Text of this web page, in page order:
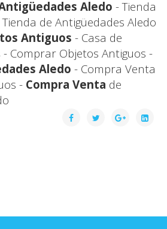
Aledo - Tienda
de Antigüedades Aledo
Antiguos - Casa de
Comprar Objetos Antiguos -
Aledo - Compra Venta
- Compra Venta de